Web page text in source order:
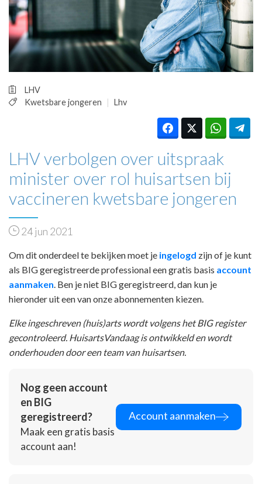
PRAKTIJKZAKEN
TARIEVEN
VPHUISARTSEN
MEDISCHE VAKHANDEL
REGISTRATIE
LHV
Kwetsbare jongeren
Lhv
LHV verbolgen over uitspraak
minister over rol huisartsen bij
vaccineren kwetsbare jongeren
24 jun 2021
Om dit onderdeel te bekijken moet je ingelogd zijn of je kunt
als BIG geregistreerde professional een gratis basis account
aanmaken . Ben je niet BIG geregistreerd, dan kun je
hieronder uit een van onze abonnementen kiezen.
Elke ingeschreven (huis)arts wordt volgens het BIG register
gecontroleerd. HuisartsVandaag is ontwikkeld en wordt
onderhouden door een team van huisartsen.
Nog geen account
en BIG
geregistreerd?
Maak een gratis basis
account aan!
Account aanmaken